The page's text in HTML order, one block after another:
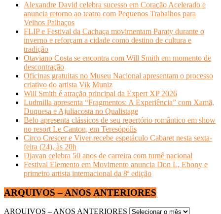
Alexandre David celebra sucesso em Coração Acelerado e
anuncia retorno ao teatro com Pequenos Trabalhos para
Velhos Palhaços
FLIP e Festival da Cachaça movimentam Paraty durante o
inverno e reforçam a cidade como destino de cultura e
tradição
Otaviano Costa se encontra com Will Smith em momento de
descontração
Oficinas gratuitas no Museu Nacional apresentam o processo
criativo do artista Vik Muniz
Will Smith é atração principal da Expert XP 2026
Ludmilla apresenta “Fragmentos: A Experiência” com Xamã,
Duquesa e Ajuliacosta no Qualistage
Belo apresenta clássicos de seu repertório romântico em show
no resort Le Canton, em Teresópolis
Circo Crescer e Viver recebe espetáculo Cabaret nesta sexta-
feira (24), às 20h
Djavan celebra 50 anos de carreira com turnê nacional
Festival Elemento em Movimento anuncia Don L, Ebony e
primeiro artista internacional da 8ª edição
ARQUIVOS – ANOS ANTERIORES
ARQUIVOS – ANOS ANTERIORES